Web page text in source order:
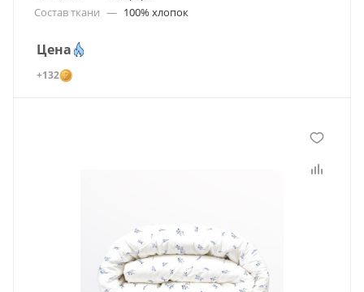
Состав ткани — 100% хлопок
Цена
+132